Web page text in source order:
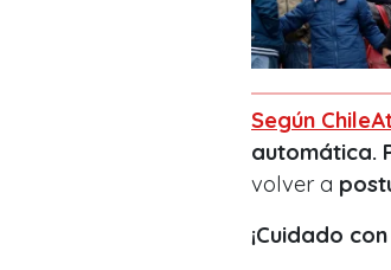
Según
automática.
volver a
¡Cuidado